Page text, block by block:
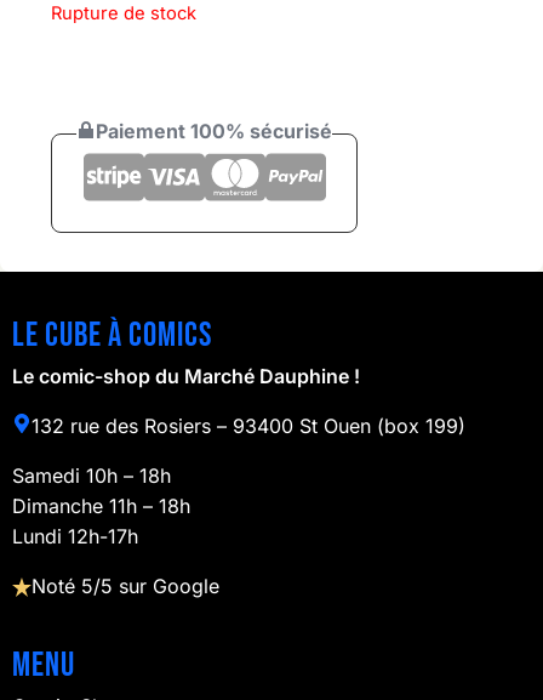
Rupture de stock
Paiement 100% sécurisé
Le cube à comics
Le comic-shop du Marché Dauphine !
132 rue des Rosiers – 93400 St Ouen (box 199)
Samedi 10h – 18h
Dimanche 11h – 18h
Lundi 12h-17h
Noté 5/5 sur Google
Menu